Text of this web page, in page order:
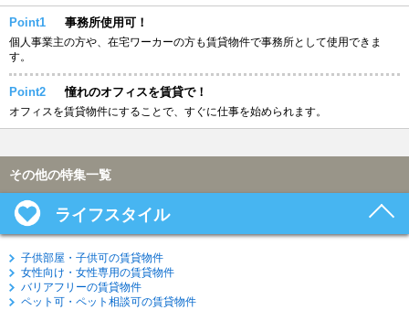
Point1 事務所使用可！
個人事業主の方や、在宅ワーカーの方も賃貸物件で事務所として使用できま
す。
Point2 憧れのオフィスを賃貸で！
オフィスを賃貸物件にすることで、すぐに仕事を始められます。
その他の特集一覧
ライフスタイル
子供部屋・子供可の賃貸物件
女性向け・女性専用の賃貸物件
バリアフリーの賃貸物件
ペット可・ペット相談可の賃貸物件